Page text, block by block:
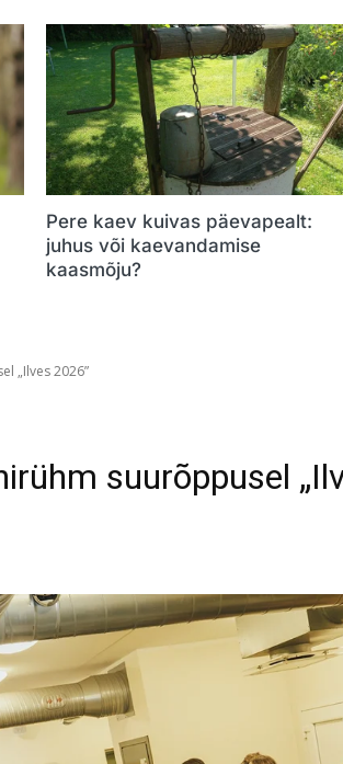
Pere kaev kuivas päevapealt:
juhus või kaevandamise
kaasmõju?